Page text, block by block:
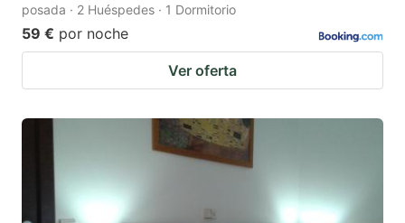
posada · 2 Huéspedes · 1 Dormitorio
59 € por noche
Ver oferta